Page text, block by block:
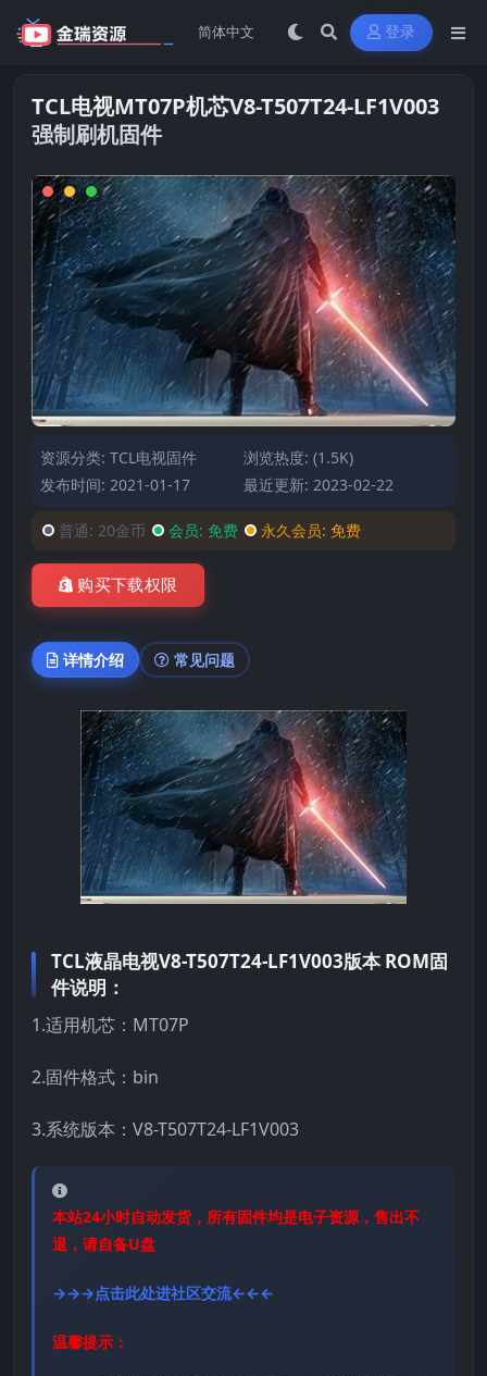
登录
TCL电视MT07P机芯V8-T507T24-LF1V003
强制刷机固件
资源分类: TCL电视固件
浏览热度: (1.5K)
发布时间: 2021-01-17
最近更新: 2023-02-22
普通: 20金币 会员: 免费 永久会员: 免费
购买下载权限
详情介绍 常见问题
TCL液晶电视V8-T507T24-LF1V003版本 ROM固
件说明：
1.适用机芯：MT07P
2.固件格式：bin
3.系统版本：V8-T507T24-LF1V003
本站24小时自动发货，所有固件均是电子资源，售出不
退，请自备U盘
→→→点击此处进社区交流←←←
温馨提示：